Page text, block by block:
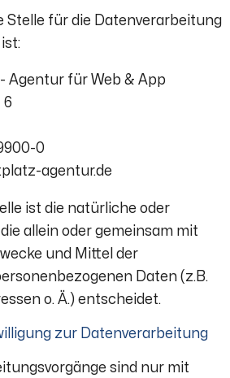
Stelle für die Datenverarbeitung
Agentur für Web & App
6
0
agentur.de
ist die natürliche oder
allein oder gemeinsam mit
und Mittel der
Daten (z.B.
o. Ä.) entscheidet.
zur Datenverarbeitung
sind nur mit